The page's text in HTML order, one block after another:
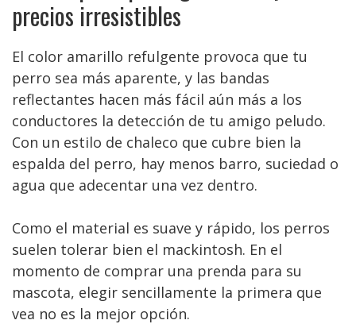
precios irresistibles
El color amarillo refulgente provoca que tu
perro sea más aparente, y las bandas
reflectantes hacen más fácil aún más a los
conductores la detección de tu amigo peludo.
Con un estilo de chaleco que cubre bien la
espalda del perro, hay menos barro, suciedad o
agua que adecentar una vez dentro.
Como el material es suave y rápido, los perros
suelen tolerar bien el mackintosh. En el
momento de comprar una prenda para su
mascota, elegir sencillamente la primera que
vea no es la mejor opción.